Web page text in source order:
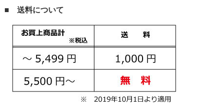
■ 送料について